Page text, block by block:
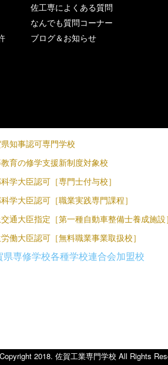
佐工専によくある質問
なんでも質問コーナー
ブログ＆お知らせ
知事認可専門学校
育の修学支援新制度対象校
学大臣認可［専門士付与校］
学大臣認可［職業実践専門課程］
通大臣指定［第一種自動車整備士養成施設］
働大臣認可［無料職業事業取扱校］
県専修学校各種学校連合会加盟校
Copyright 2018. 佐賀工業専門学校 All Rights